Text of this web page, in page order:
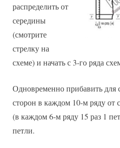
распределить от
середины
(смотрите
стрелку на
схеме) и начать с 3-го ряда
Одновременно прибавить для
сторон в каждом 10-м ряду от
(в каждом 6-м ряду 15 раз 1
петли.